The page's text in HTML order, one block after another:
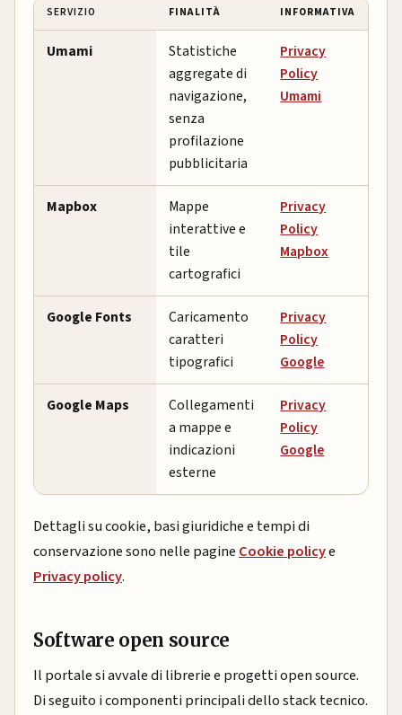
SERVIZIO FINALITÀ INFORMATIVA
Umami
Statistiche
aggregate di
navigazione,
senza
profilazione
pubblicitaria
Privacy
Policy
Umami
Mapbox
Mappe
interattive e
tile
cartografici
Privacy
Policy
Mapbox
Google Fonts
Caricamento
caratteri
tipografici
Privacy
Policy
Google
Google Maps
Collegamenti
a mappe e
indicazioni
esterne
Privacy
Policy
Google
Dettagli su cookie, basi giuridiche e tempi di
conservazione sono nelle pagineCookie policye
Privacy policy.
Software open source
Il portale si avvale di librerie e progetti open source.
Di seguito i componenti principali dello stack tecnico.